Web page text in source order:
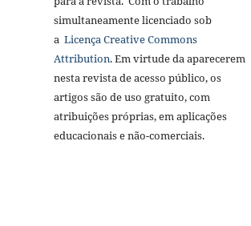
simultaneamente licenciado sob
a Licença Creative Commons
Attribution. Em virtude da aparecerem
nesta revista de acesso público, os
artigos são de uso gratuito, com
atribuições próprias, em aplicações
educacionais e não-comerciais.